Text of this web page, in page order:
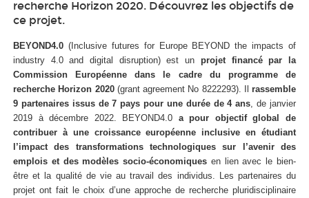
recherche Horizon 2020. Découvrez les objectifs de
ce projet.
BEYOND4.0 (Inclusive futures for Europe BEYOND the impacts of
industry 4.0 and digital disruption) est un projet financé par la
Commission Européenne dans le cadre du programme de
recherche Horizon 2020(grant agreement No 8222293). Il rassemble
9 partenaires issus de 7 pays pour une durée de 4 ans , de janvier
2019 à décembre 2022. BEYOND4.0 a pour objectif global de
contribuer à une croissance européenne inclusive en étudiant
l’impact des transformations technologiques sur l’avenir des
emplois et des modèles socio-économiques en lien avec le bien-
être et la qualité de vie au travail des individus. Les partenaires du
projet ont fait le choix d’une approche de recherche pluridisciplinaire